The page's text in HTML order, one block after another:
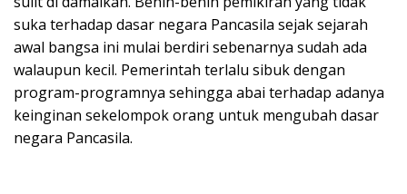
suka terhadap dasar negara Pancasila sejak sejarah
awal bangsa ini mulai berdiri sebenarnya sudah ada
walaupun kecil. Pemerintah terlalu sibuk dengan
program-programnya sehingga abai terhadap adanya
keinginan sekelompok orang untuk mengubah dasar
negara Pancasila.